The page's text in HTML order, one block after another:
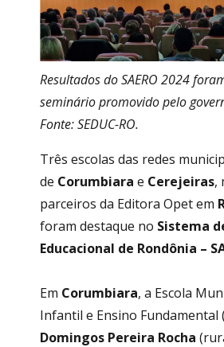
Resultados do SAERO 2024
seminário promovido pelo
Fonte: SEDUC-RO.
Três escolas das redes
de Corumbiara e Cerejeiras,
parceiros da Editora Opet em
foram destaque no Sistema
Educacional de Rondônia –
Em Corumbiara, a Escola
Infantil e Ensino Fundamental
Domingos Pereira Rocha